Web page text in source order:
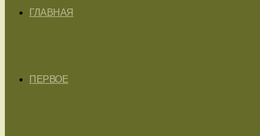
ГЛАВНАЯ
ПЕРВОЕ